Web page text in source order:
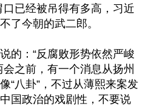
已经被吊得有多高，习近
了今朝的武二郎。
的：“反腐败形势依然严峻
之前，有一个消息从扬州
“八卦”，不过从薄熙来案发
国政治的戏剧性，不要说